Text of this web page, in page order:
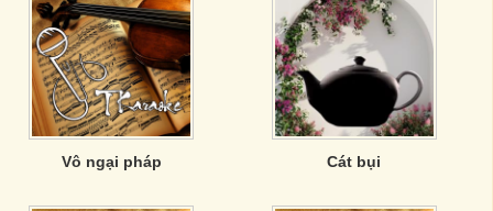
Vô ngại pháp Cát bụi